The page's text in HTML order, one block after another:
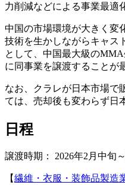
力削減などによる事業最適
中国の市場環境が大きく変
技術を生かしながらキャス
として、中国最大級の
に同事業を譲渡することが
なお、クラレが日本市場で
ては、売却後も変わらず日
日程
譲渡時期： 2026年2月中旬
【繊維・衣服・装飾品製造